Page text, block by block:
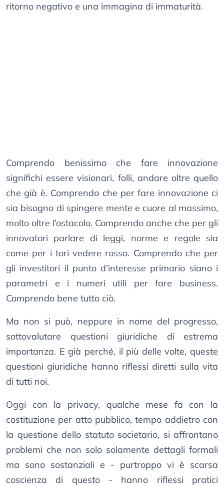
ritorno negativo e una immagina di immaturità.
Comprendo benissimo che fare innovazione
significhi essere visionari, folli, andare oltre quello
che già è. Comprendo che per fare innovazione ci
sia bisogno di spingere mente e cuore al massimo,
molto oltre l’ostacolo. Comprendo anche che per gli
innovatori parlare di leggi, norme e regole sia
come per i tori vedere rosso. Comprendo che per
gli investitori il punto d’interesse primario siano i
parametri e i numeri utili per fare business.
Comprendo bene tutto ciò.
Ma non si può, neppure in nome del progresso,
sottovalutare questioni giuridiche di estrema
importanza. E già perché, il più delle volte, queste
questioni giuridiche hanno riflessi diretti sulla vita
di tutti noi.
Oggi con la privacy, qualche mese fa con la
costituzione per atto pubblico, tempo addietro con
la questione dello statuto societario, si affrontano
problemi che non solo solamente dettagli formali
ma sono sostanziali e - purtroppo vi è scarsa
coscienza di questo - hanno riflessi pratici